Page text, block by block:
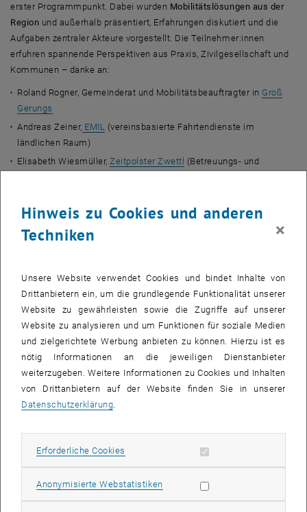
erster Programmpunkt. Dabei wurden Mobilitätslösungen aus der
Region und außerhalb präsentiert, Erfahrungen diskutiert und die
Aufgaben zentraler Akteure vorgestellt. Die Teilnehmer:innen
erfuhren spannende Perspektiven aus Praxis, Zivilgesellschaft und
Kommunen – danke an:
Roland Rogner, Gemeinderat und Mobilitätsbeauftragter in Groß
Gerungs
Andreas Zeiner, EMIL
(vereinsbasierte Fahrtendienste im
ländlichen Raum)
Elisabeth Wiesmüller,Zeitpolster Zwettl (Betreuungs- und
(Fahrtenservice)
Christopher Hochreiner, stellvertretender Pflegemanager
Hilfswerk
Die vorgestellten Projekte stießen auf großes Interesse. Besonders
die Frage,wie Nachbarschaftsinitiativen konkret umgesetzt werden
können, bewegte viele. Ein klarer Fokus lag dabei auf der Mobilität
älterer Menschen. Der Austausch von Erfahrungen mit freiwilligen
Fahrtendiensten und selbstorganisierten Netzwerken war ein
wichtiger Impulsgeber für die weitere Diskussion. Das Podium
betonte, dass deren Initiativen und Angebote neben der Mobilität
auch einen wichtigen sozialen Aspekt mit sich bringen.
Wege und Standorte in der Region
definiert, Grenzen benannt und
Die Teilnehmer:innen definierten vor allem Arztbesuche,
Besorgungen und soziale Kontakte als essenzielle Ziele, die
Hinweis zu Cookies und anderen
Techniken
×
Unsere Website verwendet Cookies und bindet Inhalte von
Drittanbietern ein, um die grundlegende Funktionalität unserer
Website zu gewährleisten sowie die Zugriffe auf unserer
Website zu analysieren und um Funktionen für soziale Medien
und zielgerichtete Werbung anbieten zu können. Hierzu ist es
nötig Informationen an die jeweiligen Dienstanbieter
weiterzugeben. Weitere Informationen zu Cookies und Inhalten
von Drittanbietern auf der Website finden Sie in unserer
Datenschutzerklärung.
Erforderliche Cookies Erforderliche Cookies zulassen
Anonymisierte WebstatistikenStatistik Cookies zulassen